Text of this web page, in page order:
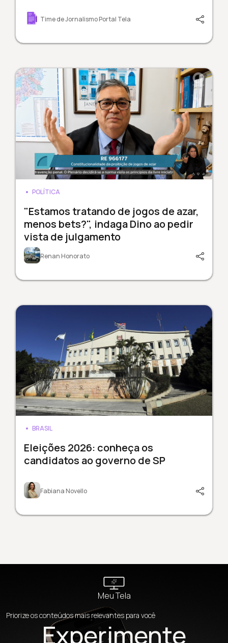
Time de Jornalismo Portal Tela
POLÍTICA
"Estamos tratando de jogos de azar,
menos bets?", indaga Dino ao pedir
vista de julgamento
Renan Honorato
BRASIL
Eleições 2026: conheça os
candidatos ao governo de SP
Fabiana Novello
Meu Tela
Priorize os conteúdos mais relevantes para você
Experimente